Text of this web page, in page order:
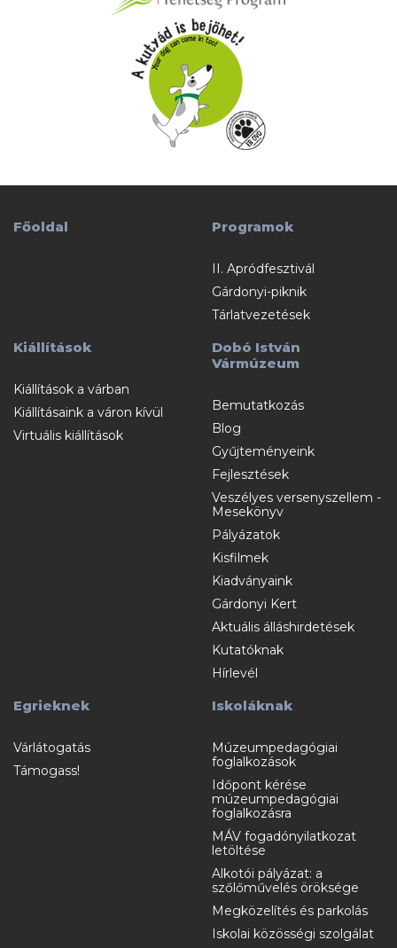
Főoldal Programok
II. Apródfesztivál
Gárdonyi-piknik
Tárlatvezetések
Kiállítások
Kiállítások a várban
Kiállításaink a váron kívül
Virtuális kiállítások
Dobó István
Vármúzeum
Bemutatkozás
Blog
Gyűjteményeink
Fejlesztések
Veszélyes versenyszellem -
Mesekönyv
Pályázatok
Kisfilmek
Kiadványaink
Gárdonyi Kert
Aktuális álláshirdetések
Kutatóknak
Hírlevél
Egrieknek
Várlátogatás
Támogass!
Iskoláknak
Múzeumpedagógiai
foglalkozások
Időpont kérése
múzeumpedagógiai
foglalkozásra
MÁV fogadónyilatkozat
letöltése
Alkotói pályázat: a
szőlőművelés öröksége
Megközelítés és parkolás
Iskolai közösségi szolgálat